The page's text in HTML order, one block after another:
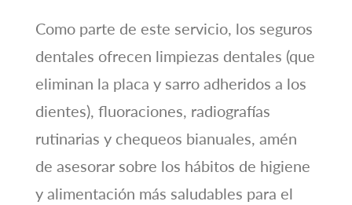
Como parte de este servicio, los seguros
dentales ofrecen limpiezas dentales (que
eliminan la placa y sarro adheridos a los
dientes), fluoraciones, radiografías
rutinarias y chequeos bianuales, amén
de asesorar sobre los hábitos de higiene
y alimentación más saludables para el